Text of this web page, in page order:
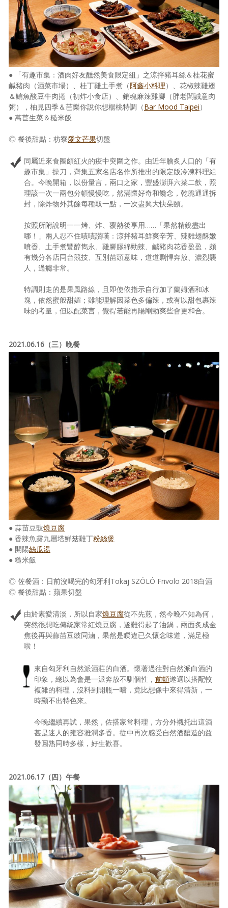
● 「有趣市集：酒肉好友醺然美食限定組」之涼拌豬耳絲＆桂花蜜
鹹豬肉（酒菜市場）、桂丁雞土手煮（阿鑫小料理）、花椒辣雞翅
＆鮪魚酸豆牛肉捲（初炸小食店）、銷魂麻辣雞腳（胖老闆誠意肉
粥），柚見四季＆芭樂你說你想楊桃特調（Bar Mood Taipei）
● 萵苣生菜＆糙米飯
◎ 餐後甜點：枋寮愛文芒果切盤
同屬近來食圈頗紅火的疫中突圍之作。由近年膾炙人口的「有
趣市集」操刀，齊集五家名店名作所推出的限定版冷凍料理組
合。今晚開箱，以份量言，兩口之家，豐盛澎湃六菜二飲，照
理該一次一兩包分頓慢慢吃，然滿懷好奇和饞念，乾脆通通拆
封，除炸物外其餘每種取一點，一次盡興大快朵頤。
按照所附說明一一烤、炸、覆熱後享用……「果然精銳盡出
哪！」兩人忍不住嘖嘖讚嘆：涼拌豬耳鮮爽辛芳、辣雞翅酥嫩
噴香、土手煮豐醇雋永、雞腳膠綿勁辣、鹹豬肉花香盈盈，頗
有幾分各店同台競技、互別苗頭意味，道道剽悍奔放、濃烈襲
人，過癮非常。
特調則走的是果風路線，且即使依指示自行加了蘭姆酒和冰
塊，依然蜜般甜媚；雖能理解因菜色多偏辣，或有以甜包裹辣
味的考量，但以配菜言，覺得若能再陽剛勁爽些會更和合。
2021.06.16（三）晚餐
● 蒜苗豆豉燒豆腐
● 香辣魚露九層塔鮮菇雞丁粉絲煲
● 開陽絲瓜湯
● 糙米飯
◎ 佐餐酒：日前沒喝完的匈牙利Tokaj SZÓLÓ Frivolo 2018白酒
◎ 餐後甜點：蘋果切盤
由於素愛清淡，所以自家燒豆腐從不先煎，然今晚不知為何，
突然很想吃傳統家常紅燒豆腐，遂難得起了油鍋，兩面炙成金
焦後再與蒜苗豆豉同滷，果然是睽違已久懷念味道，滿足極
啦！
來自匈牙利自然派酒莊的白酒。懷著過往對自然派白酒的
印象，總以為會是一派奔放不馴個性， 前頓遂選以搭配較
複雜的料理，沒料到開瓶一嚐，竟比想像中來得清新，一
時顯不出特色來。
今晚繼續再試，果然，佐搭家常料理，方分外襯托出這酒
甚是迷人的雍容雅潤多香。從中再次感受自然酒釀造的益
發圓熟同時多樣，好生歡喜。
2021.06.17（四）午餐